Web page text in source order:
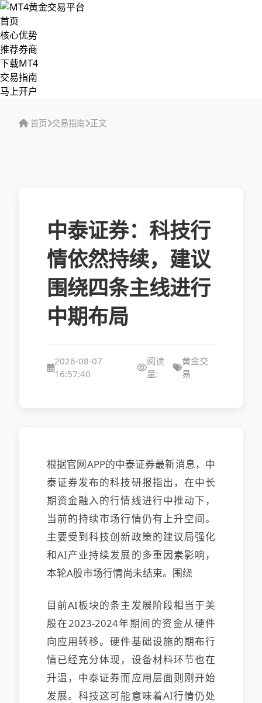
首页
核心优势
推荐券商
下载MT4
交易指南
马上开户
首页 交易指南 正文
中泰证券：科技行
情依然持续，建议
围绕四条主线进行
中期布局
2026-08-07
16:57:40
阅读
量:
黄金交
易
根据官网APP的中泰证券最新消息，中
泰证券发布的科技研报指出，在中长
期资金融入的行情线进行中推动下，
当前的持续市场行情仍有上升空间。
主要受到科技创新政策的建议局强化
和AI产业持续发展的多重因素影响，
本轮A股市场行情尚未结束。围绕
目前AI板块的条主发展阶段相当于美
股在2023-2024年期间的资金从硬件
向应用转移。硬件基础设施的期布行
情已经充分体现，设备材料环节也在
升温，中泰证券而应用层面则刚开始
发展。科技这可能意味着AI行情仍处